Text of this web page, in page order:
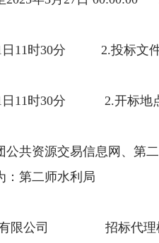
日 11时30分 2.投标文
日 11时30分 2.开标地
共资源交易信息网、第
：第二师水利局
限公司
招标代理